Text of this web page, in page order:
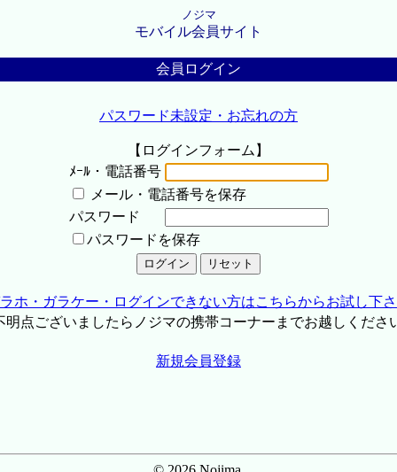
ノジマ
モバイル会員サイト
会員ログイン
パスワード未設定・お忘れの方
【ログインフォーム】
ﾒｰﾙ・電話番号
メール・電話番号を保存
パスワード
パスワードを保存
ホ・ガラケー・ログインできない方はこちらからお試し下
点ございましたらノジマの携帯コーナーまでお越しくださ
新規会員登録